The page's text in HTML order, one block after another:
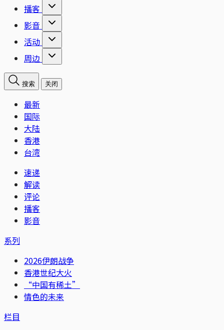
播客
影音
活动
周边
搜索 关闭
最新
国际
大陆
香港
台湾
速递
解读
评论
播客
影音
系列
2026伊朗战争
香港世纪大火
“中国有稀土”
情色的未来
栏目